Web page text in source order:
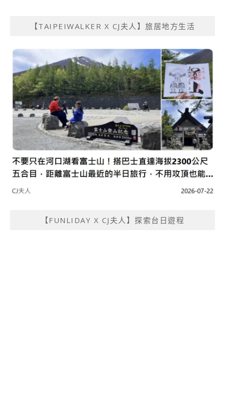
【TAIPEIWALKER X CJ夫人】旅居地方生活
【FUNLIDAY X CJ夫人】探索台日遊程